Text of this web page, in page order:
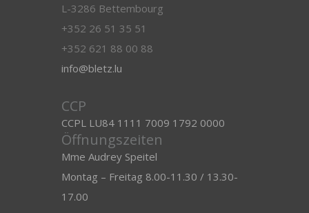
L-3286 Bettembourg
+352 26 51 35 51
+352 621 88 00 88
info@bletz.lu
CCP
CCPL LU84 1111 7009 1792 0000
Öffnungszeiten
Mme Audrey Speitel
Montag – Freitag 8.00-11.30 / 13.30-
17.00